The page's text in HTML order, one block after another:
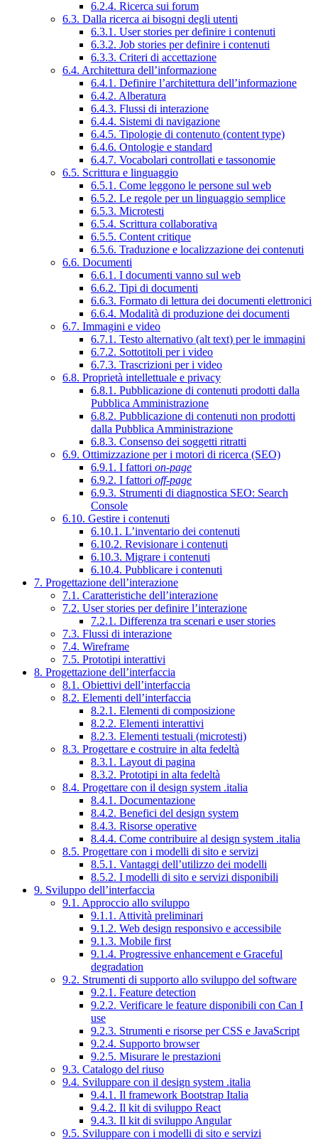
6.2.4. Ricerca sui forum
6.3. Dalla ricerca ai bisogni degli utenti
6.3.1. User stories per definire i contenuti
6.3.2. Job stories per definire i contenuti
6.3.3. Criteri di accettazione
6.4. Architettura dell’informazione
6.4.1. Definire l’architettura dell’informazione
6.4.2. Alberatura
6.4.3. Flussi di interazione
6.4.4. Sistemi di navigazione
6.4.5. Tipologie di contenuto (content type)
6.4.6. Ontologie e standard
6.4.7. Vocabolari controllati e tassonomie
6.5. Scrittura e linguaggio
6.5.1. Come leggono le persone sul web
6.5.2. Le regole per un linguaggio semplice
6.5.3. Microtesti
6.5.4. Scrittura collaborativa
6.5.5. Content critique
6.5.6. Traduzione e localizzazione dei contenuti
6.6. Documenti
6.6.1. I documenti vanno sul web
6.6.2. Tipi di documenti
6.6.3. Formato di lettura dei documenti elettronici
6.6.4. Modalità di produzione dei documenti
6.7. Immagini e video
6.7.1. Testo alternativo (alt text) per le immagini
6.7.2. Sottotitoli per i video
6.7.3. Trascrizioni per i video
6.8. Proprietà intellettuale e privacy
6.8.1. Pubblicazione di contenuti prodotti dalla
Pubblica Amministrazione
6.8.2. Pubblicazione di contenuti non prodotti
dalla Pubblica Amministrazione
6.8.3. Consenso dei soggetti ritratti
6.9. Ottimizzazione per i motori di ricerca (SEO)
6.9.1. I fattori on-page
6.9.2. I fattori off-page
6.9.3. Strumenti di diagnostica SEO: Search
Console
6.10. Gestire i contenuti
6.10.1. L’inventario dei contenuti
6.10.2. Revisionare i contenuti
6.10.3. Migrare i contenuti
6.10.4. Pubblicare i contenuti
7. Progettazione dell’interazione
7.1. Caratteristiche dell’interazione
7.2. User stories per definire l’interazione
7.2.1. Differenza tra scenari e user stories
7.3. Flussi di interazione
7.4. Wireframe
7.5. Prototipi interattivi
8. Progettazione dell’interfaccia
8.1. Obiettivi dell’interfaccia
8.2. Elementi dell’interfaccia
8.2.1. Elementi di composizione
8.2.2. Elementi interattivi
8.2.3. Elementi testuali (microtesti)
8.3. Progettare e costruire in alta fedeltà
8.3.1. Layout di pagina
8.3.2. Prototipi in alta fedeltà
8.4. Progettare con il design system .italia
8.4.1. Documentazione
8.4.2. Benefici del design system
8.4.3. Risorse operative
8.4.4. Come contribuire al design system .italia
8.5. Progettare con i modelli di sito e servizi
8.5.1. Vantaggi dell’utilizzo dei modelli
8.5.2. I modelli di sito e servizi disponibili
9. Sviluppo dell’interfaccia
9.1. Approccio allo sviluppo
9.1.1. Attività preliminari
9.1.2. Web design responsivo e accessibile
9.1.3. Mobile first
9.1.4. Progressive enhancement e Graceful
degradation
9.2. Strumenti di supporto allo sviluppo del software
9.2.1. Feature detection
9.2.2. Verificare le feature disponibili con Can I
use
9.2.3. Strumenti e risorse per CSS e JavaScript
9.2.4. Supporto browser
9.2.5. Misurare le prestazioni
9.3. Catalogo del riuso
9.4. Sviluppare con il design system .italia
9.4.1. Il framework Bootstrap Italia
9.4.2. Il kit di sviluppo React
9.4.3. Il kit di sviluppo Angular
9.5. Sviluppare con i modelli di sito e servizi